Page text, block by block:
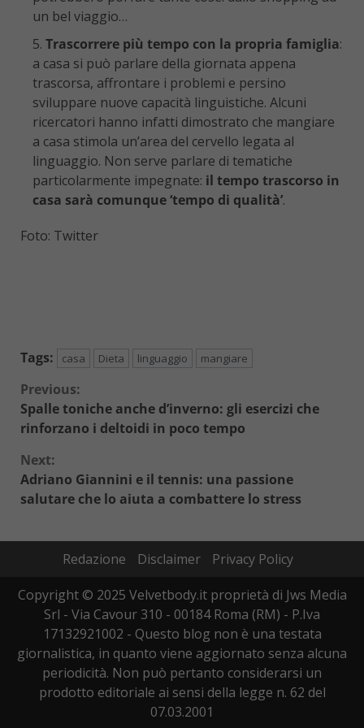
un bel viaggio…
Trascorrere più tempo con la propria famiglia:
a casa si può parlare della giornata appena
trascorsa, affrontare i problemi e persino
sviluppare nuove capacità linguistiche. Alcuni
ricercatori hanno infatti dimostrato che mangiare
a casa stimola un’area del cervello legata al
linguaggio. Non serve parlare di tematiche
particolarmente impegnate: il tempo trascorso in
casa sarà comunque ‘tempo di qualità’.
Foto: Twitter
Tags: casa Dieta linguaggio mangiare
Continue
Reading
Previous:
Spalle toniche anche d’inverno: gli esercizi che
rinforzano i deltoidi in poco tempo
Next:
Adriano Giannini e il tennis: una passione
salutare che lo aiuta a combattere lo stress
Redazione Disclaimer
Privacy Policy
Copyright © 2025 Velvetbody.it proprietà di Jws Media
Srl - Via Cavour 310 - 00184 Roma (RM) - P.Iva
17132921002 - Questo blog non è una testata
giornalistica, in quanto viene aggiornato senza alcuna
periodicità. Non può pertanto considerarsi un
prodotto editoriale ai sensi della legge n. 62 del
07.03.2001